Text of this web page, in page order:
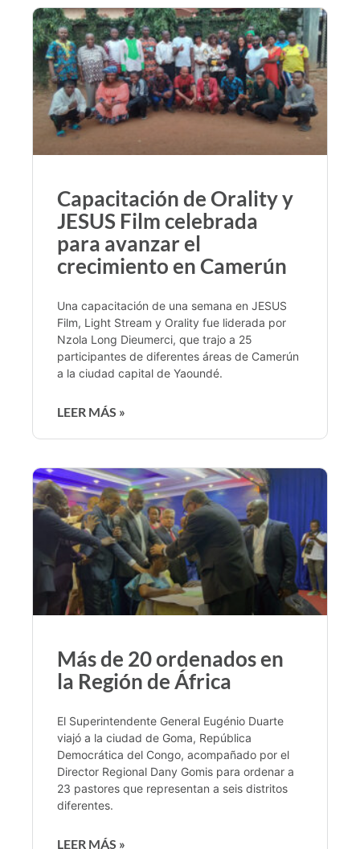
Capacitación de Orality y
JESUS Film celebrada
para avanzar el
crecimiento en Camerún
Una capacitación de una semana en JESUS
Film, Light Stream y Orality fue liderada por
Nzola Long Dieumerci, que trajo a 25
participantes de diferentes áreas de Camerún
a la ciudad capital de Yaoundé.
LEER MÁS »
Más de 20 ordenados en
la Región de África
El Superintendente General Eugénio Duarte
viajó a la ciudad de Goma, República
Democrática del Congo, acompañado por el
Director Regional Dany Gomis para ordenar a
23 pastores que representan a seis distritos
diferentes.
LEER MÁS »